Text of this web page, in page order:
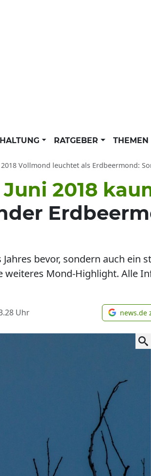
RATGEBER THEMEN
Vollmond leuchtet als Erdbeermond:
2018
bevor, sondern auch ein
Mond-Highlight. Alle
Uhr news.de